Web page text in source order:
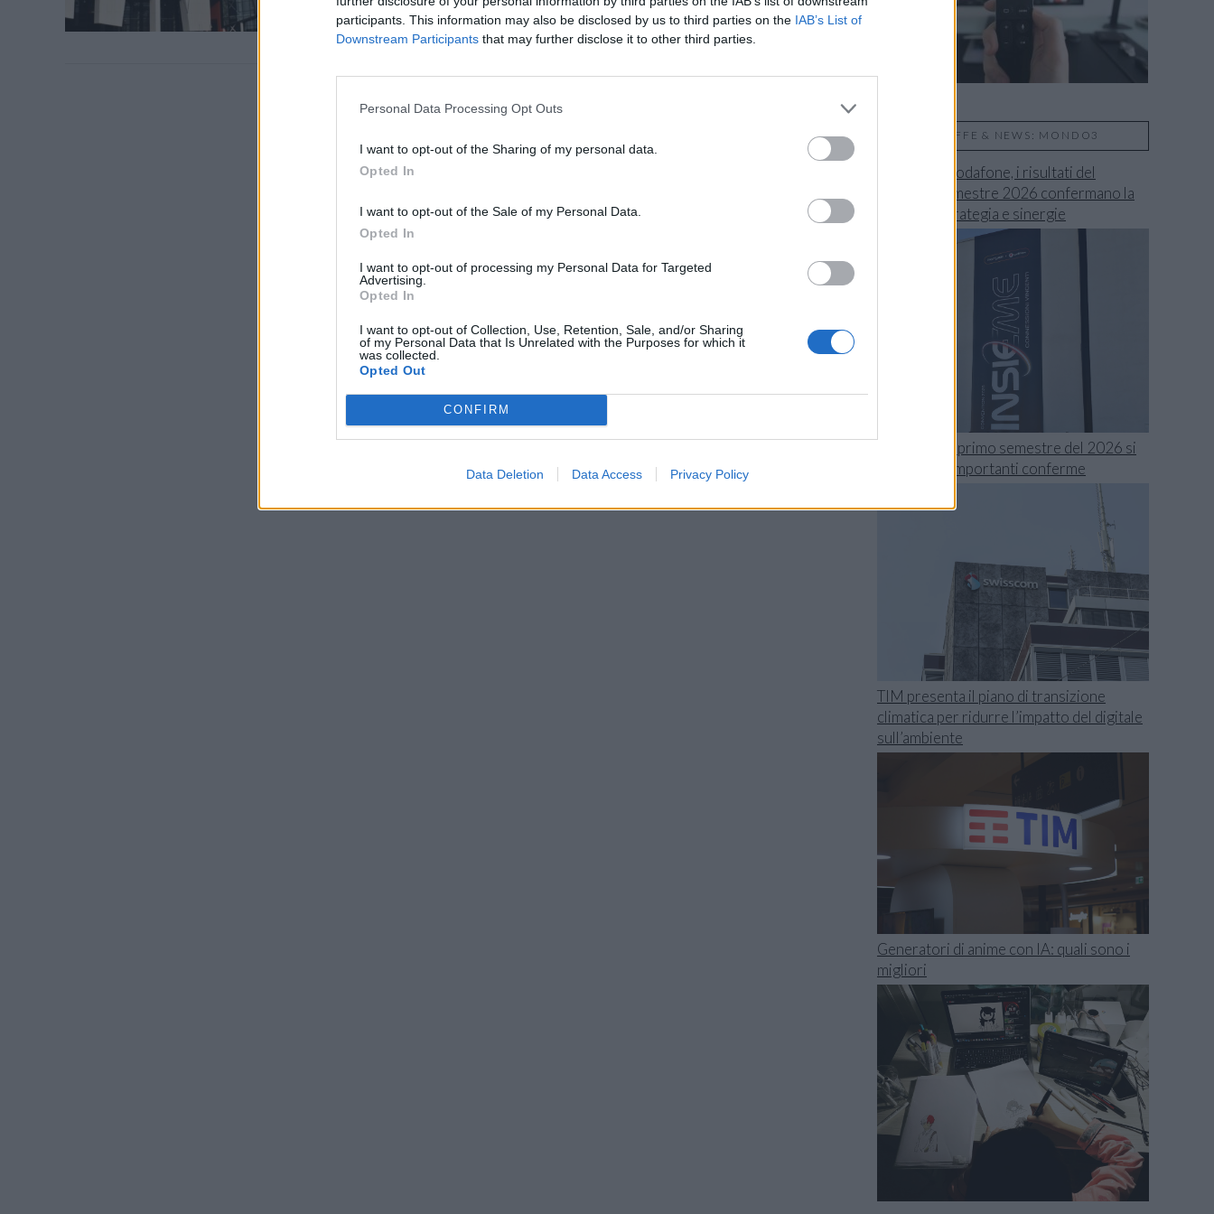
participants. This information may also be disclosed by us to third parties on the IAB’s List of
Downstream Participants that may further disclose it to other third parties.
Personal Data Processing Opt Outs
I want to opt-out of the Sharing of my personal data.
Opted In
I want to opt-out of the Sale of my Personal Data.
Opted In
I want to opt-out of processing my Personal Data for Targeted
Advertising.
Opted In
I want to opt-out of Collection, Use, Retention, Sale, and/or Sharing
of my Personal Data that Is Unrelated with the Purposes for which it
was collected.
Opted Out
CONFIRM
Data Deletion Data Access Privacy Policy
TARIFFE & NEWS: MONDO3
Fastweb + Vodafone, i risultati del
secondo trimestre 2026 confermano la
validità di strategia e sinergie
Swisscom, il primo semestre del 2026 si
chiude con importanti conferme
TIM presenta il piano di transizione
climatica per ridurre l’impatto del digitale
sull’ambiente
Generatori di anime con IA: quali sono i
migliori